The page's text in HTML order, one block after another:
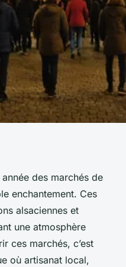
de
: une
min de lecture
des marchés de
enchantement. Ces
alsaciennes et
une atmosphère
ces marchés, c’est
où artisanat local,